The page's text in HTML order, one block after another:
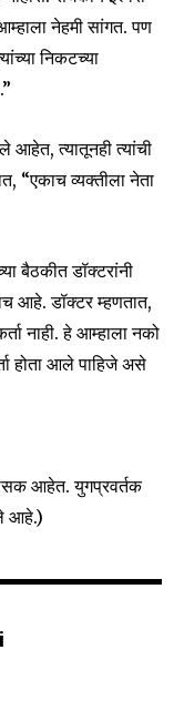
नेहमी सांगत. पण
निकटच्या
आहेत, त्यातूनही त्यांची
“एकाच व्यक्तीला नेता
बैठकीत डॉक्टरांनी
आहे. डॉक्टर म्हणतात,
नाही. हे आम्हाला नको
होता आले पाहिजे असे
आहेत. युगप्रवर्तक
आहे.)